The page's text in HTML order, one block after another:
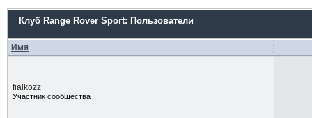
Клуб Range Rover Sport: Пользователи
Имя
fialkozz
Участник сообщества